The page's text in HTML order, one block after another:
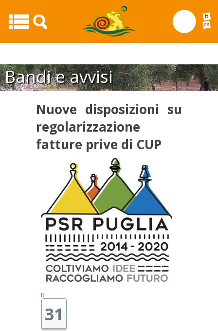
Nuove disposizioni su regolarizzazione fatture prive di
CUP22
Bandi e avvisi
Nuove disposizioni su
regolarizzazione
fatture prive di CUP
Il
31